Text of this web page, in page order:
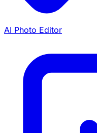
AI Photo Editor